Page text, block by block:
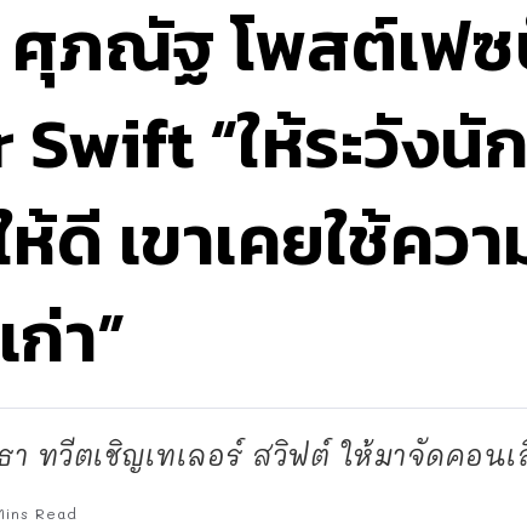
ศุภณัฐ โพสต์เฟ
“ให้ระวังนั
ห้ดี เขาเคยใช้คว
า”
า ทวีตเชิญเทเลอร์ สวิฟต์ ให้มาจัดคอน
Read